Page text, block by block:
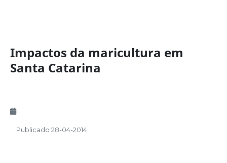
Impactos da maricultura em
Santa Catarina
Publicado 28-04-2014